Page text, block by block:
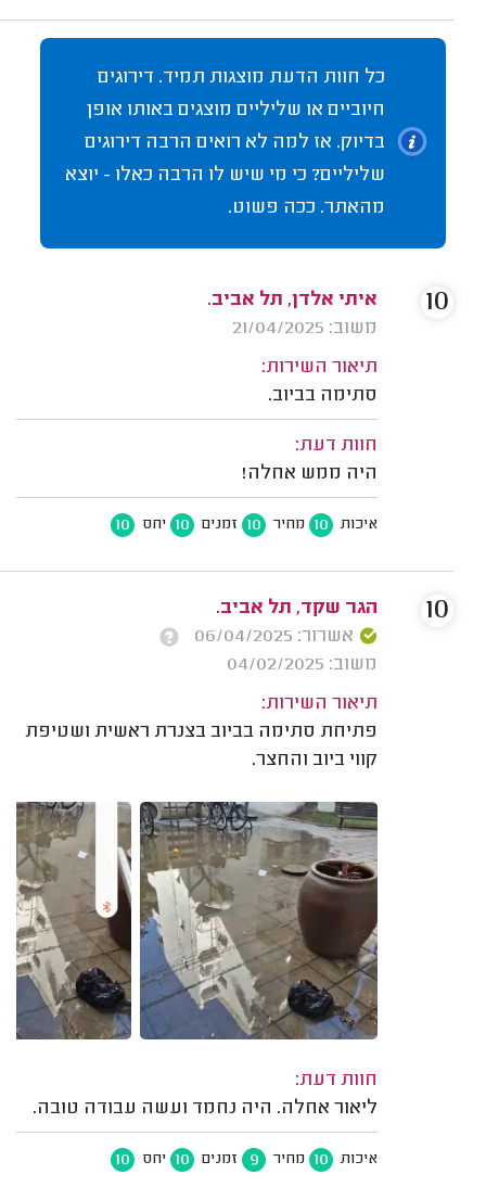
כל חוות הדעת מוצגות תמיד. דירוגים
חיוביים או שליליים מוצגים באותו אופן
בדיוק. אז למה לא רואים הרבה דירוגים
שליליים? כי מי שיש לו הרבה כאלו - יוצא
מהאתר. ככה פשוט.
איתי אלדן, תל אביב.
משוב: 21/04/2025
תיאור השירות:
סתימה בביוב.
חוות דעת:
היה ממש אחלה!
איכות 10 מחיר 10 זמנים 10 יחס 10
10
הגר שקד, תל אביב.
אשרור: 06/04/2025
משוב: 04/02/2025
תיאור השירות:
פתיחת סתימה בביוב בצנרת ראשית ושטיפת
קווי ביוב והחצר.
חוות דעת:
ליאור אחלה. היה נחמד ועשה עבודה טובה.
איכות 10 מחיר 9 זמנים 10 יחס 10
10